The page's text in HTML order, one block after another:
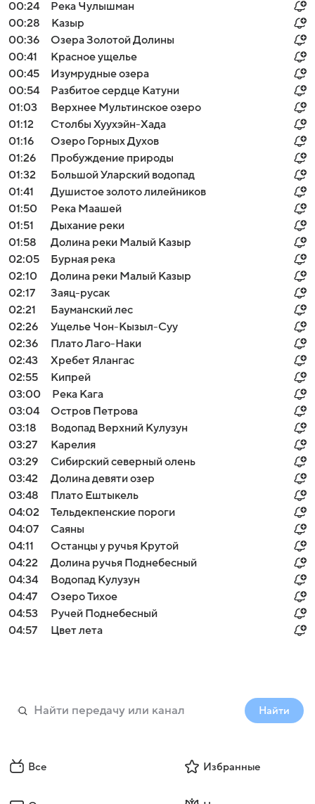
00:24
Река Чулышман
00:28
Казыр
00:36
Озера Золотой Долины
00:41
Красное ущелье
00:45
Изумрудные озера
00:54
Разбитое сердце Катуни
01:03
Верхнее Мультинское озеро
01:12
Столбы Хуухэйн-Хада
01:16
Озеро Горных Духов
01:26
Пробуждение природы
01:32
Большой Уларский водопад
01:41
Душистое золото лилейников
01:50
Река Маашей
01:51
Дыхание реки
01:58
Долина реки Малый Казыр
02:05
Бурная река
02:10
Долина реки Малый Казыр
02:17
Заяц-русак
02:21
Бауманский лес
02:26
Ущелье Чон-Кызыл-Суу
02:36
Плато Лаго-Наки
02:43
Хребет Ялангас
02:55
Кипрей
03:00
Река Кага
03:04
Остров Петрова
03:18
Водопад Верхний Кулузун
03:27
Карелия
03:29
Сибирский северный олень
03:42
Долина девяти озер
03:48
Плато Ештыкель
04:02
Тельдекпенские пороги
04:07
Саяны
04:11
Останцы у ручья Крутой
04:22
Долина ручья Поднебесный
04:34
Водопад Кулузун
04:47
Озеро Тихое
04:53
Ручей Поднебесный
04:57
Цвет лета
Найти
Все Избранные